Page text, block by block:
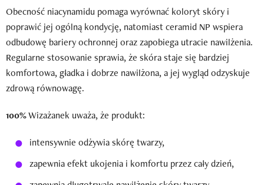
Obecność niacynamidu pomaga wyrównać koloryt skóry i
poprawić jej ogólną kondycję, natomiast ceramid NP wspiera
odbudowę bariery ochronnej oraz zapobiega utracie nawilżenia.
Regularne stosowanie sprawia, że skóra staje się bardziej
komfortowa, gładka i dobrze nawilżona, a jej wygląd odzyskuje
zdrową równowagę.
100%Wizażanek uważa, że produkt:
intensywnie odżywia skórę twarzy,
zapewnia efekt ukojenia i komfortu przez cały dzień,